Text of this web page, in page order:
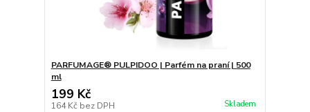
PARFUMAGE® PULPIDOO | Parfém na praní | 500
ml
199 Kč
164 Kč bez DPH Skladem